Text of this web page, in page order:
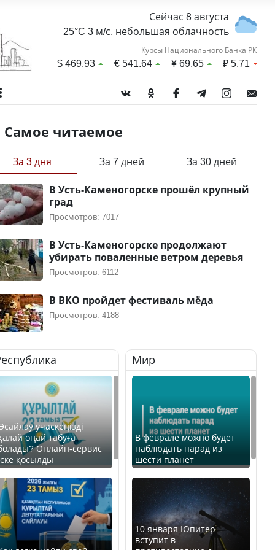
Сейчас 8 августа
25°C 3 м/с, небольшая облачность
Курсы Национального Банка РК
$469.93 €541.64 ¥69.65 ₽5.71
Самое читаемое
За 3 дня За 7 дней За 30 дней
В Усть-Каменогорске прошёл крупный
град
Просмотров: 7017
В Усть-Каменогорске продолжают
убирать поваленные ветром деревья
Просмотров: 6112
В ВКО пройдет фестиваль мёда
Просмотров: 4188
учаскеңізді
оңай табуға
Онлайн-сервис
қосылды
Мир
В феврале можно будет
наблюдать парад из
шести планет
10 января Юпитер
вступит в